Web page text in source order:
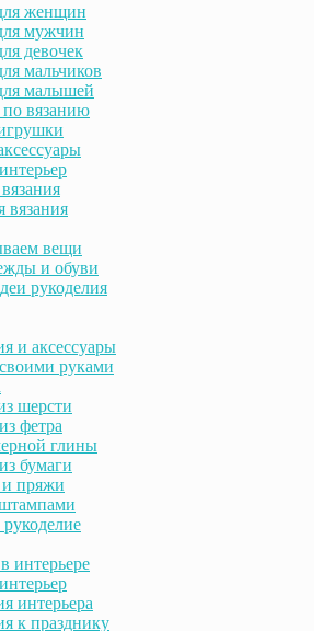
женщин
мужчин
девочек
мальчиков
малышей
вязанию
вязания
вещи
и обуви
рукоделия
и аксессуары
руками
шерсти
фетра
глины
бумаги
пряжи
интерьере
интерьера
к празднику